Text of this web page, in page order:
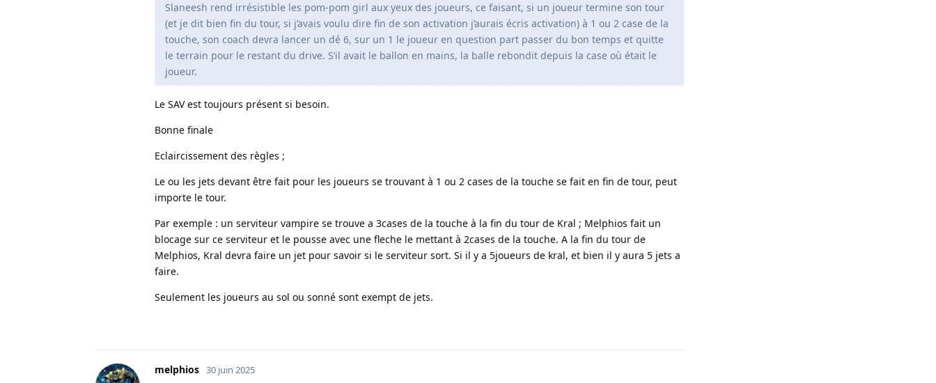
Slaneesh rend irrésistible les pom-pom girl aux yeux des joueurs, ce faisant, si un joueur termine son tour
(et je dit bien fin du tour, si j’avais voulu dire fin de son activation j’aurais écris activation) à 1 ou 2 case de la
touche, son coach devra lancer un dé 6, sur un 1 le joueur en question part passer du bon temps et quitte
le terrain pour le restant du drive. S’il avait le ballon en mains, la balle rebondit depuis la case où était le
joueur.
Le SAV est toujours présent si besoin.
Bonne finale
Eclaircissement des règles ;
Le ou les jets devant être fait pour les joueurs se trouvant à 1 ou 2 cases de la touche se fait en fin de tour, peut
importe le tour.
Par exemple : un serviteur vampire se trouve a 3cases de la touche à la fin du tour de Kral ; Melphios fait un
blocage sur ce serviteur et le pousse avec une fleche le mettant à 2cases de la touche. A la fin du tour de
Melphios, Kral devra faire un jet pour savoir si le serviteur sort. Si il y a 5joueurs de kral, et bien il y aura 5 jets a
faire.
Seulement les joueurs au sol ou sonné sont exempt de jets.
melphios 30 juin 2025